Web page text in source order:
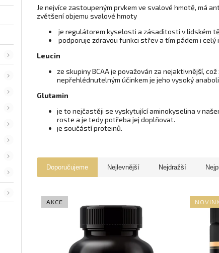
Je nejvíce zastoupeným prvkem ve svalové hmotě, má
zvětšení objemu svalové hmoty
je regulátorem kyselosti a zásaditosti v lidském
podporuje zdravou funkci střev a tím pádem i celý
Leucin
ze skupiny BCAA je považován za nejaktivnější,
nepřehlédnutelným účinkem je jeho vysoký
Glutamin
je to nejčastěji se vyskytující aminokyselina v
roste a je tedy potřeba jej doplňovat.
je součástí proteinů.
Doporučujeme Nejlevnější Nejdražší
AKCE